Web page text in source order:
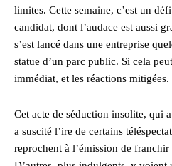
limites. Cette semaine, c’est un
candidat, dont l’audace est aussi
s’est lancé dans une entreprise
statue d’un parc public. Si cela
immédiat, et les réactions mitigées.
Cet acte de séduction insolite, qui
a suscité l’ire de certains
reprochent à l’émission de